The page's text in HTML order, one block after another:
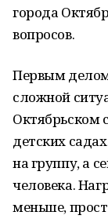
города
вопросов.
Первым
сложной
Октябрьском
детских
на группу, а
человека.
меньше,